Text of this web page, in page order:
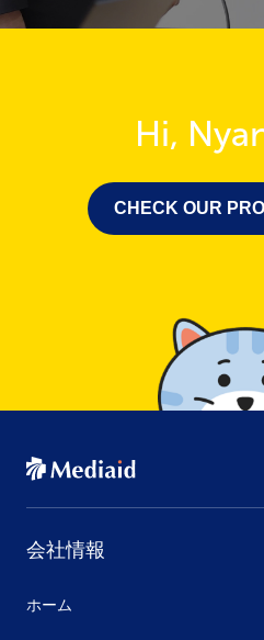
Hi,
CHECK OUR
会社情報
ホーム